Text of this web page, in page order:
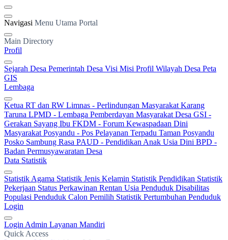
Navigasi Menu Utama Portal
Main Directory
Profil
Sejarah Desa Pemerintah Desa Visi Misi Profil Wilayah Desa Peta
GIS
Lembaga
Ketua RT dan RW Limnas - Perlindungan Masyarakat Karang
Taruna LPMD - Lembaga Pemberdayan Masyarakat Desa GSI -
Gerakan Sayang Ibu FKDM - Forum Kewaspadaan Dini
Masyarakat Posyandu - Pos Pelayanan Terpadu Taman Posyandu
Posko Sambung Rasa PAUD - Pendidikan Anak Usia Dini BPD -
Badan Permusyawaratan Desa
Data Statistik
Statistik Agama Statistik Jenis Kelamin Statistik Pendidikan Statistik
Pekerjaan Status Perkawinan Rentan Usia Penduduk Disabilitas
Populasi Penduduk Calon Pemilih Statistik Pertumbuhan Penduduk
Login
Login Admin Layanan Mandiri
Quick Access